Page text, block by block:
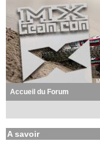
Accueil du Forum
A savoir